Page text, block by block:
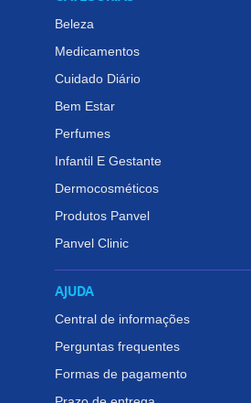
Beleza
Medicamentos
Cuidado Diário
Bem Estar
Perfumes
Infantil E Gestante
Dermocosméticos
Produtos Panvel
Panvel Clinic
AJUDA
Central de informações
Perguntas frequentes
Formas de pagamento